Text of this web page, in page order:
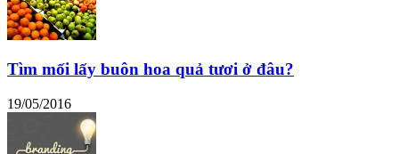
Tìm mối lấy buôn hoa quả tươi ở đâu?
19/05/2016